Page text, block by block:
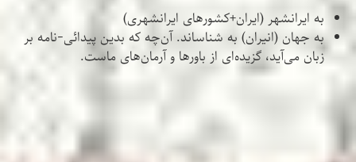
به ایرانشهر (ایران+کشورهای ایرانشهری)
به جهان (انیران) به شناساند. آن‌چه که بدین پیدائی-نامه بر
زبان می‌آید، گزیده‌ای از باورها و آرمان‌های ماست.